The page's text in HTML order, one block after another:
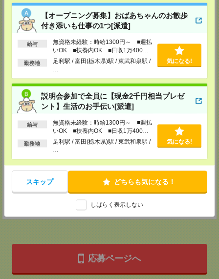
【オープニング募集】おばあちゃんのお散歩
付き添いも仕事の1つ[派遣]
給与
無資格未経験：時給1300円～ ■週払
いOK ■扶養内OK ■日収1万400円
以上
勤務地
足利駅 / 富田(栃木県)駅 / 東武和泉駅 /
気になる!
説明会参加で全員に【現金2千円相当プレゼ
ント】生活のお手伝い[派遣]
給与
無資格未経験：時給1300円～ ■週払
いOK ■扶養内OK ■日収1万400円
以上
勤務地
足利駅 / 富田(栃木県)駅 / 東武和泉駅 /
気になる!
スキップ どちらも気になる！
しばらく表示しない
東京都新宿区新宿2-3-10 新宿御苑ビル6階
TEL：0120-457-235
MAIL：tenshoku@nikken-ts.jp
担当：採用担当
メディカルケア事業部 立川事業所
東京都立川市錦町1-12-14
TEL：0120-934-200
担当：採用担当
メディカルケア事業部 町田オフィス
東京都町田市森野1-7-23 大樹生命町田ビル6F
TEL：0120-453-285
MAIL：
tenshoku@nikken-ts.jp
担当：採用担当
メディカルケア事業部 横浜オフィス
神奈川県横浜市保土ケ谷区神戸町134 横浜ビジネスパークサウスタワー
MAIL：
tenshoku@nikken-ts.jp
登録交通費
★今ならご来社登録でQUOカード2000円分をプレゼント中★
応募ページへ